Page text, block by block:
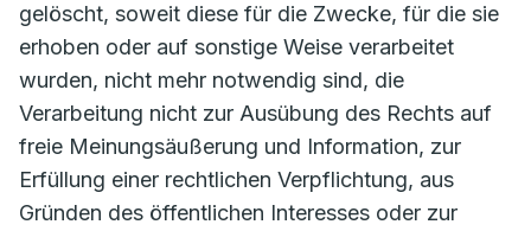
gelöscht, soweit diese für die Zwecke, für die sie
erhoben oder auf sonstige Weise verarbeitet
wurden, nicht mehr notwendig sind, die
Verarbeitung nicht zur Ausübung des Rechts auf
freie Meinungsäußerung und Information, zur
Erfüllung einer rechtlichen Verpflichtung, aus
Gründen des öffentlichen Interesses oder zur